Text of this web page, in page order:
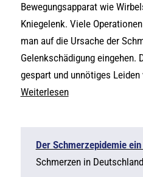
Bewegungsapparat wie
Kniegelenk. Viele
man auf die Ursache der
Gelenkschädigung eingehen.
gespart und unnötiges Leiden
Weiterlesen
Der Schmerzepidemie
Schmerzen in